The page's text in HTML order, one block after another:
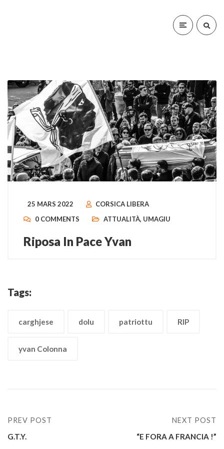
25 MARS 2022
CORSICA LIBERA
0 COMMENTS
ATTUALITÀ, UMAGIU
Riposa In Pace Yvan
Tags:
carghjese dolu patriottu RIP
yvan Colonna
PREV POST
G.T.Y.
NEXT POST
“E FORA A FRANCIA !”